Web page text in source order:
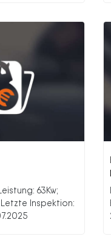
63Kw;
Letzte Inspektion: